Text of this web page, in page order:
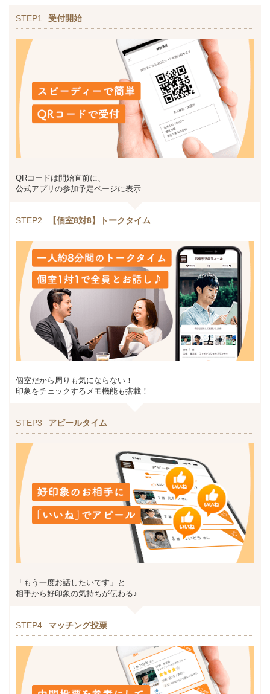
STEP1 受付開始
QRコードは開始直前に、
公式アプリの参加予定ページに表示
STEP2 【個室8対8】トークタイム
個室だから周りも気にならない！
印象をチェックするメモ機能も搭載！
STEP3 アピールタイム
「もう一度お話したいです」と
相手から好印象の気持ちが伝わる♪
STEP4 マッチング投票